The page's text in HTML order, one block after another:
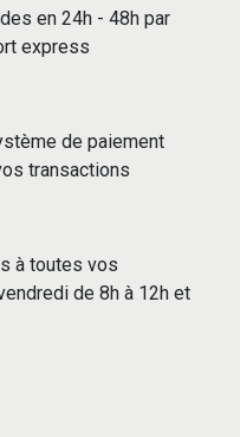
en 24h - 48h par
express
de paiement
transactions
à toutes vos
de 8h à 12h et